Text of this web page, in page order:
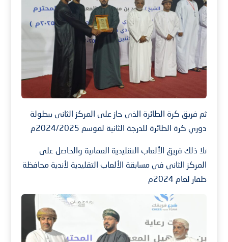
ثم فريق كرة الطائرة الذي حاز على المركز الثاني ببطولة
دوري كرة الطائرة للدرجة الثانية لموسم 2024/2025م
تلا ذلك فريق الألعاب التقليدية العمانية والحاصل على
المركز الثاني في مسابقة الألعاب التقليدية لأندية محافظة
ظفار لعام 2024م